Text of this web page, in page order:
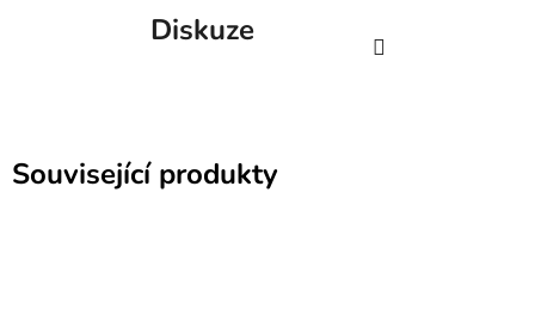
Diskuze
Související produkty